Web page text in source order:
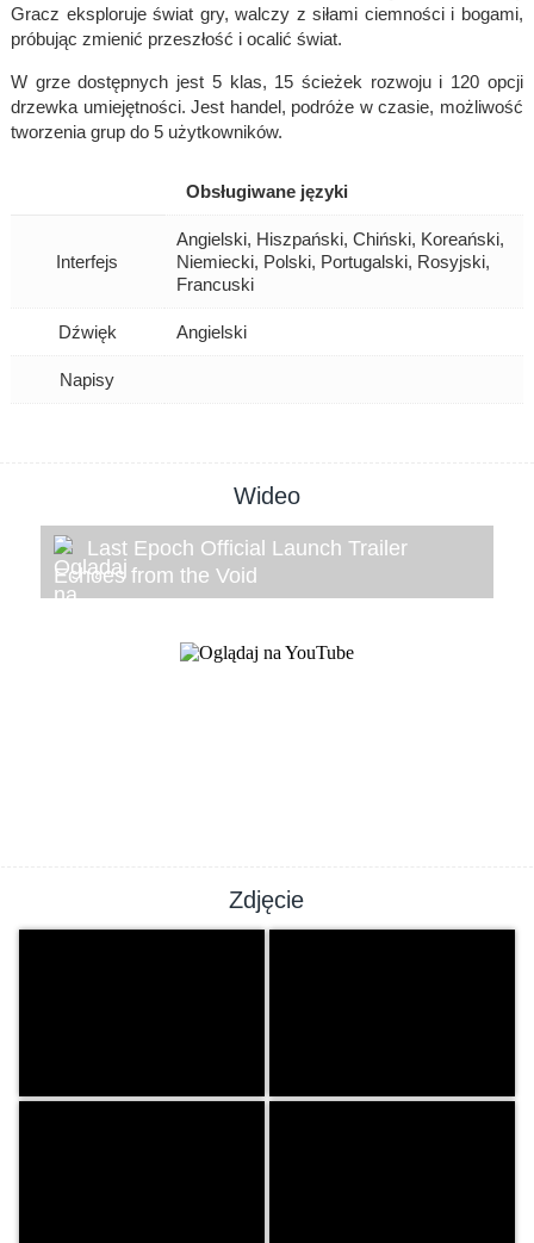
Gracz eksploruje świat gry, walczy z siłami ciemności i bogami,
próbując zmienić przeszłość i ocalić świat.
W grze dostępnych jest 5 klas, 15 ścieżek rozwoju i 120 opcji
drzewka umiejętności. Jest handel, podróże w czasie, możliwość
tworzenia grup do 5 użytkowników.
Obsługiwane języki
Interfejs
Angielski, Hiszpański, Chiński, Koreański,
Niemiecki, Polski, Portugalski, Rosyjski,
Francuski
Dźwięk Angielski
Napisy
Wideo
Last Epoch Official Launch Trailer
Echoes from the Void
Zdjęcie